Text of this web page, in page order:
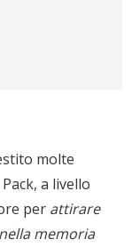
molte
a livello
per attirare
memoria